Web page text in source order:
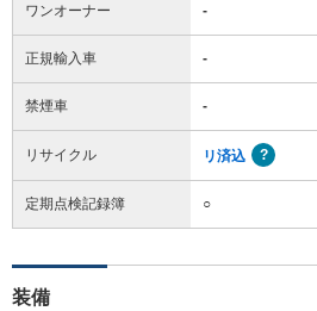
ワンオーナー -
正規輸入車 -
禁煙車 -
リサイクル リ済込
定期点検記録簿 ○
装備